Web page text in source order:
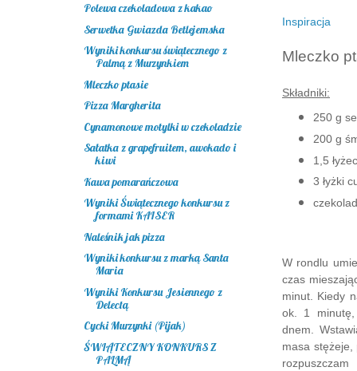
Inspiracja
Mleczko
Składniki:
250 g
200 g
1,5
3 łyżki
W rondlu
czas
minut. Kiedy
ok. 1 minutę,
dnem.
masa
Polewa czekoladowa z kakao
Serwetka Gwiazda Betlejemska
Wyniki konkursu świątecznego z
Palmą z Murzynkiem
Mleczko ptasie
Pizza Margherita
Cynamonowe motylki w czekoladzie
Sałatka z grapefruitem, awokado i
kiwi
Kawa pomarańczowa
Wyniki Świątecznego konkursu z
formami KAISER
Naleśnik jak pizza
Wyniki konkursu z marką Santa
Maria
Wyniki Konkursu Jesiennego z
Delectą
Cycki Murzynki (Pijak)
ŚWIĄTECZNY KONKURS Z
PALMĄ